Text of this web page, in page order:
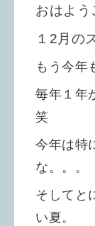
おはよう
１2月の
もう今年
毎年１年
笑
今年は特
な。。。
そしてと
い夏。